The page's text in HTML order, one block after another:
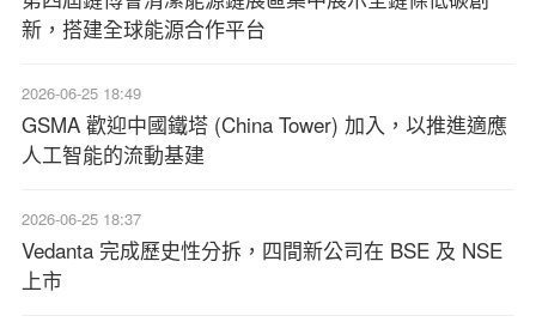
新，搭建全球能源合作平台
2026-06-25 18:49
GSMA 歡迎中國鐵塔 (China Tower) 加入，以推進適應
人工智能的流動基建
2026-06-25 18:37
Vedanta 完成歷史性分拆，四間新公司在 BSE 及 NSE
上市